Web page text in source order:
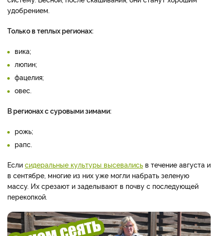
удобрением.
Только в теплых регионах:
вика;
люпин;
фацелия;
овес.
В регионах с суровыми зимами:
рожь;
рапс.
Если сидеральные культуры высевались в течение августа и
в сентябре, многие из них уже могли набрать зеленую
массу. Их срезают и заделывают в почву с последующей
перекопкой.